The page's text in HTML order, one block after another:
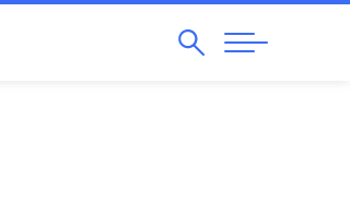
Pesquisar
Abrir
Navegação